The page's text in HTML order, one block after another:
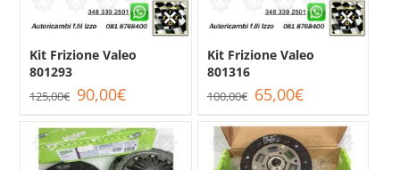
Kit Frizione Valeo
801293
125,00€ Il
prezzo
era:
125,00€.
90,00€Il
prezzo
è:
90,00€.
Kit Frizione Valeo
801316
100,00€ Il
prezzo
era:
100,00€.
65,00€Il
prezzo
è:
65,00€.